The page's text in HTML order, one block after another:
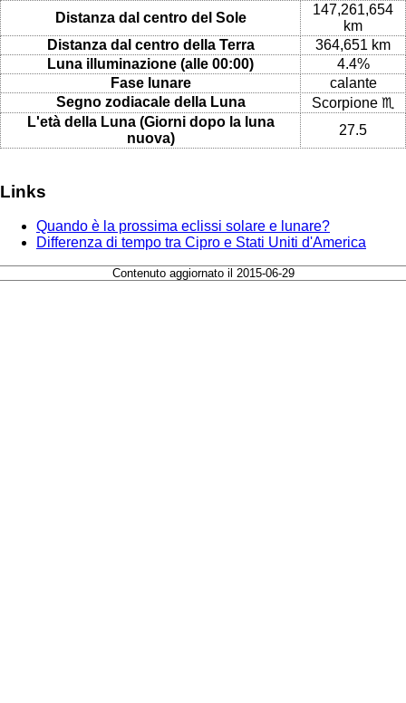
Distanza dal centro del Sole
147,261,654
km
Distanza dal centro della Terra
364,651 km
Luna illuminazione (alle 00:00)
4.4%
Fase lunare
calante
Segno zodiacale della Luna
Scorpione ♏
L'età della Luna (Giorni dopo la luna
nuova)
27.5
Links
Quando è la prossima eclissi solare e lunare?
Differenza di tempo tra Cipro e Stati Uniti d'America
Contenuto aggiornato il 2015-06-29